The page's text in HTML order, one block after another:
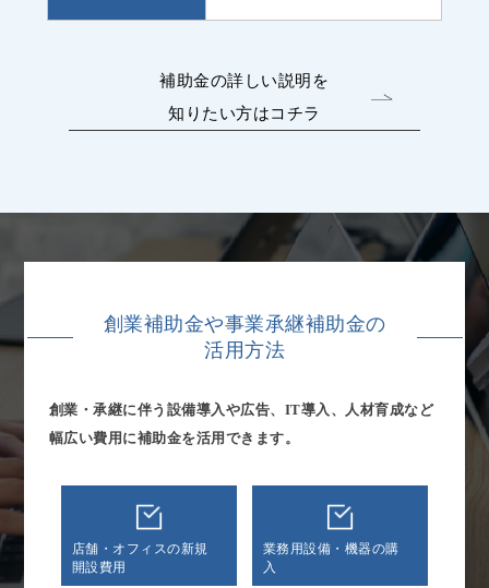
補助金の詳しい説明を
知りたい方はコチラ
創業補助金や事業承継補助金の
活用方法
創業・承継に伴う設備導入や広告、IT導入、人材育成など
幅広い費用に補助金を活用できます。
店舗・オフィスの新規
開設費用
業務用設備・機器の購
入